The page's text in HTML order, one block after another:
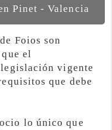
Pinet - Valencia
Foios son
el
vigente
que debe
lo único que